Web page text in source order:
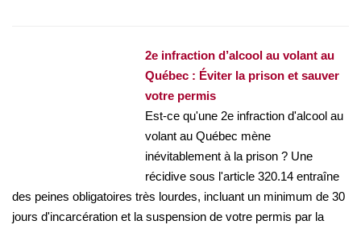
2e infraction d’alcool au volant au
Québec : Éviter la prison et sauver
votre permis
Est-ce qu'une 2e infraction d'alcool au
volant au Québec mène
inévitablement à la prison ? Une
récidive sous l'article 320.14 entraîne
des peines obligatoires très lourdes, incluant un minimum de 30
jours d'incarcération et la suspension de votre permis par la